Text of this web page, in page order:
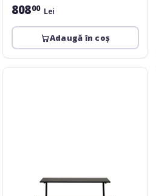
80800 Lei
Adaugă în coș
JamStands